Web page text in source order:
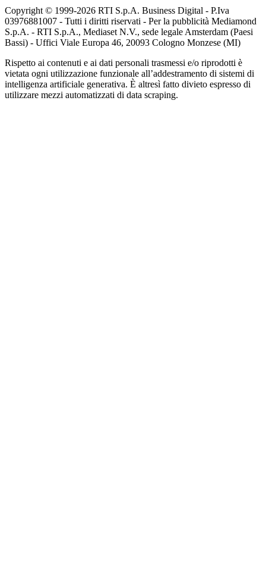
Copyright © 1999-2026 RTI S.p.A. Business Digital - P.Iva
03976881007 - Tutti i diritti riservati - Per la pubblicità Mediamond
S.p.A. - RTI S.p.A., Mediaset N.V., sede legale Amsterdam (Paesi
Bassi) - Uffici Viale Europa 46, 20093 Cologno Monzese (MI)
Rispetto ai contenuti e ai dati personali trasmessi e/o riprodotti è
vietata ogni utilizzazione funzionale all’addestramento di sistemi di
intelligenza artificiale generativa. È altresì fatto divieto espresso di
utilizzare mezzi automatizzati di data scraping.